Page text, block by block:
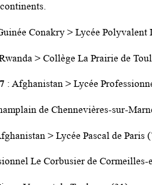
Conakry > Lycée
> Collège La Prairie de
: Afghanistan > Lycée
de Chennevières-sur-
> Lycée Pascal de Paris
Le Corbusier de